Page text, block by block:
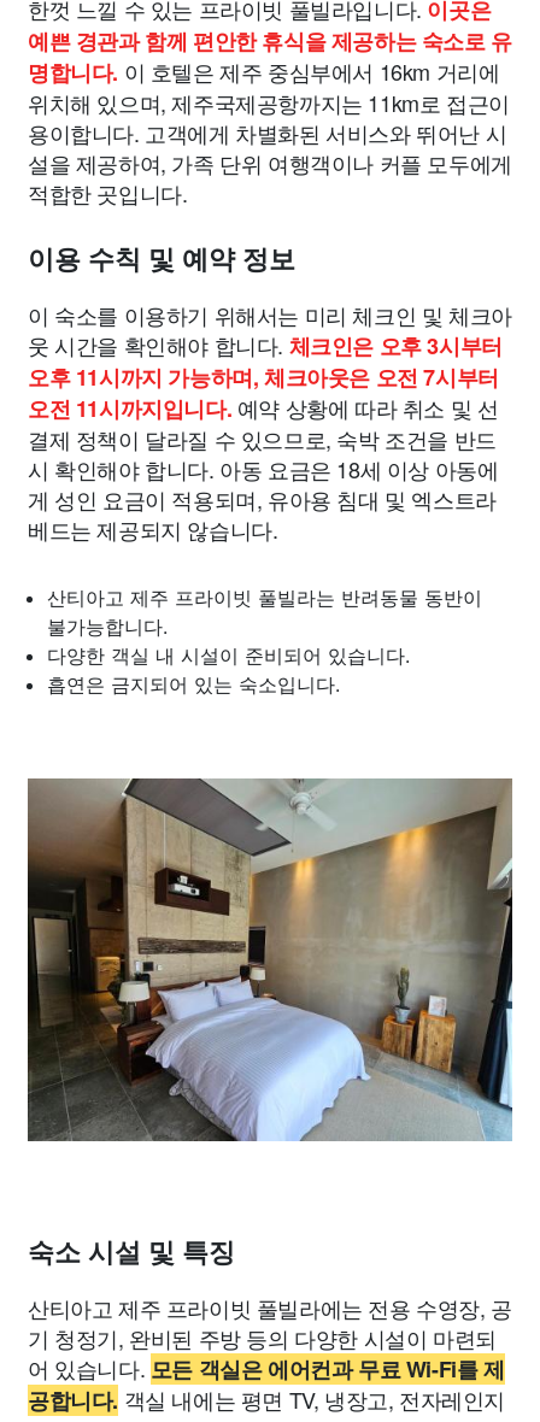
한껏 느낄 수 있는 프라이빗 풀빌라입니다. 이곳은
예쁜 경관과 함께 편안한 휴식을 제공하는 숙소로 유
명합니다. 이 호텔은 제주 중심부에서 16km 거리에
위치해 있으며, 제주국제공항까지는 11km로 접근이
용이합니다. 고객에게 차별화된 서비스와 뛰어난 시
설을 제공하여, 가족 단위 여행객이나 커플 모두에게
적합한 곳입니다.
이용 수칙 및 예약 정보
이 숙소를 이용하기 위해서는 미리 체크인 및 체크아
웃 시간을 확인해야 합니다. 체크인은 오후 3시부터
오후 11시까지 가능하며, 체크아웃은 오전 7시부터
오전 11시까지입니다. 예약 상황에 따라 취소 및 선
결제 정책이 달라질 수 있으므로, 숙박 조건을 반드
시 확인해야 합니다. 아동 요금은 18세 이상 아동에
게 성인 요금이 적용되며, 유아용 침대 및 엑스트라
베드는 제공되지 않습니다.
산티아고 제주 프라이빗 풀빌라는 반려동물 동반이
불가능합니다.
다양한 객실 내 시설이 준비되어 있습니다.
흡연은 금지되어 있는 숙소입니다.
숙소 시설 및 특징
산티아고 제주 프라이빗 풀빌라에는 전용 수영장, 공
기 청정기, 완비된 주방 등의 다양한 시설이 마련되
어 있습니다. 모든 객실은 에어컨과 무료 Wi-Fi를 제
공합니다. 객실 내에는 평면 TV, 냉장고, 전자레인지